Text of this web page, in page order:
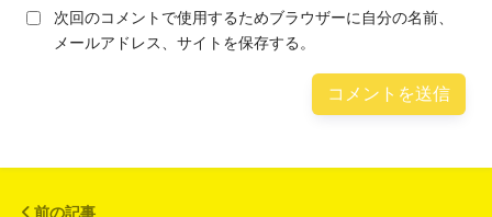
次回のコメントで使用するためブラウザーに自分の名前、
メールアドレス、サイトを保存する。
前の記事